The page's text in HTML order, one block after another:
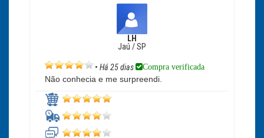
LH
Jaú / SP
• Há 25 dias Compra verificada
Não conhecia e me surpreendi.